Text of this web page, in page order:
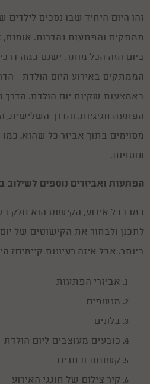
זהו היום היחיד שבו נסכים
ממתקים והפתעות נהדרות.
ביום הזה הכל מותר. ישנם כמה
הממתקים באירוע היום הולדת –
באמצעות שקיות יום הולדת.
הפתעה חגיגיות. והדרך השלישית,
מסוימים בתוך אביזר כל שהוא. כמו
ונוספות.
הפתעות ואביזרים נוספים לשילוב
כמו בכל אירוע, הקישוט הוא חלק
לתכנן ולבחור את הקישוטים של
ביותר. אבל איזה רעיונות קיימים? הינה 6 רעיונות
אביזרי הפתעות
מנשפים
בלונים
כובעים מעוצבים ליום הולדת
קשתות וכתרים
קיר צילום של חוגגי האירוע